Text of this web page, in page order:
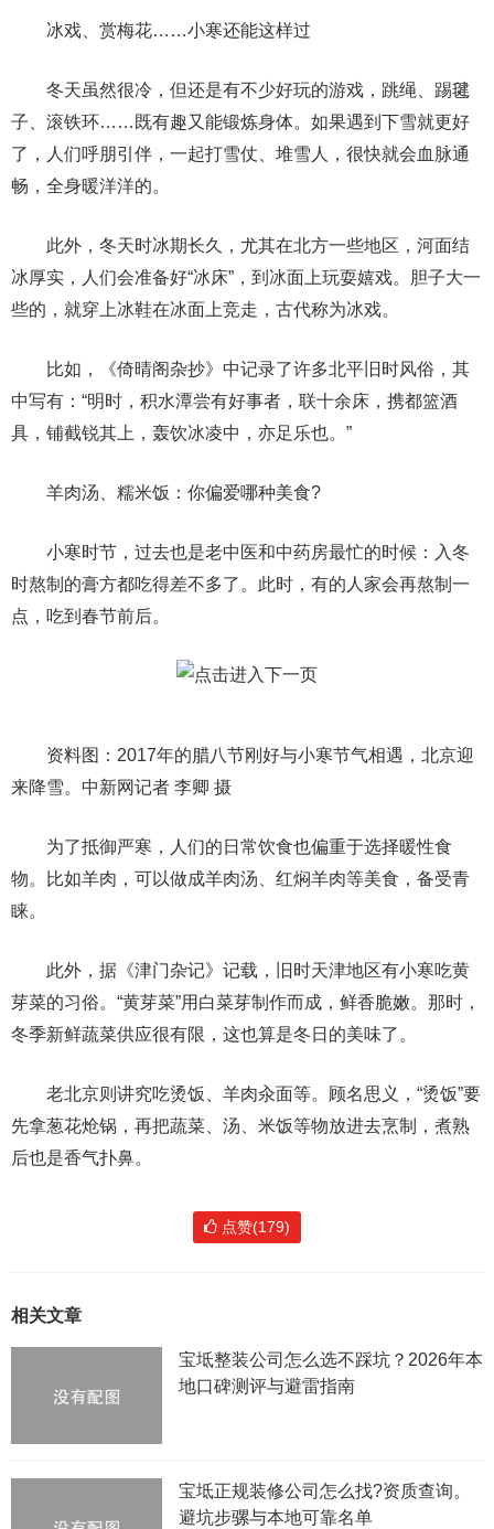
冰戏、赏梅花……小寒还能这样过
冬天虽然很冷，但还是有不少好玩的游戏，跳绳、踢毽
子、滚铁环……既有趣又能锻炼身体。如果遇到下雪就更好
了，人们呼朋引伴，一起打雪仗、堆雪人，很快就会血脉通
畅，全身暖洋洋的。
此外，冬天时冰期长久，尤其在北方一些地区，河面结
冰厚实，人们会准备好“冰床”，到冰面上玩耍嬉戏。胆子大一
些的，就穿上冰鞋在冰面上竞走，古代称为冰戏。
比如，《倚晴阁杂抄》中记录了许多北平旧时风俗，其
中写有：“明时，积水潭尝有好事者，联十余床，携都篮酒
具，铺截锐其上，轰饮冰凌中，亦足乐也。”
羊肉汤、糯米饭：你偏爱哪种美食?
小寒时节，过去也是老中医和中药房最忙的时候：入冬
时熬制的膏方都吃得差不多了。此时，有的人家会再熬制一
点，吃到春节前后。
资料图：2017年的腊八节刚好与小寒节气相遇，北京迎
来降雪。中新网记者 李卿 摄
为了抵御严寒，人们的日常饮食也偏重于选择暖性食
物。比如羊肉，可以做成羊肉汤、红焖羊肉等美食，备受青
睐。
此外，据《津门杂记》记载，旧时天津地区有小寒吃黄
芽菜的习俗。“黄芽菜”用白菜芽制作而成，鲜香脆嫩。那时，
冬季新鲜蔬菜供应很有限，这也算是冬日的美味了。
老北京则讲究吃烫饭、羊肉汆面等。顾名思义，“烫饭”要
先拿葱花炝锅，再把蔬菜、汤、米饭等物放进去烹制，煮熟
后也是香气扑鼻。
点赞(179)
相关文章
宝坻整装公司怎么选不踩坑？2026年本
地口碑测评与避雷指南
宝坻正规装修公司怎么找?资质查询。
避坑步骡与本地可靠名单